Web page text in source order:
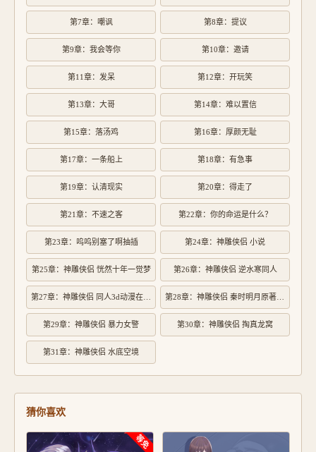
第7章：嘲讽 第8章：提议
第9章：我会等你 第10章：邀请
第11章：发呆 第12章：开玩笑
第13章：大哥 第14章：难以置信
第15章：落汤鸡 第16章：厚颜无耻
第17章：一条船上 第18章：有急事
第19章：认清现实 第20章：得走了
第21章：不速之客 第22章：你的命运是什么？
第23章：呜呜别塞了啊抽插 第24章：神雕侠侣 小说
第25章：神雕侠侣 恍然十年一觉梦 第26章：神雕侠侣 逆水寒同人
第29章：神雕侠侣 暴力女警 第30章：神雕侠侣 掏真龙窝
第31章：神雕侠侣 水底空境
猜你喜欢